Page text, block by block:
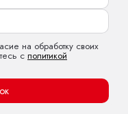
на обработку своих
с политикой